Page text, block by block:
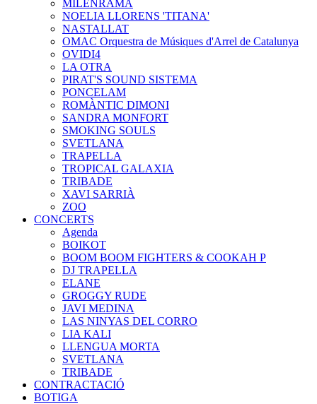
MILENRAMA
NOELIA LLORENS 'TITANA'
NASTALLAT
OMAC Orquestra de Músiques d'Arrel de Catalunya
OVIDI4
LA OTRA
PIRAT'S SOUND SISTEMA
PONCELAM
ROMÀNTIC DIMONI
SANDRA MONFORT
SMOKING SOULS
SVETLANA
TRAPELLA
TROPICAL GALAXIA
TRIBADE
XAVI SARRIÀ
ZOO
CONCERTS
Agenda
BOIKOT
BOOM BOOM FIGHTERS & COOKAH P
DJ TRAPELLA
ELANE
GROGGY RUDE
JAVI MEDINA
LAS NINYAS DEL CORRO
LIA KALI
LLENGUA MORTA
SVETLANA
TRIBADE
CONTRACTACIÓ
BOTIGA